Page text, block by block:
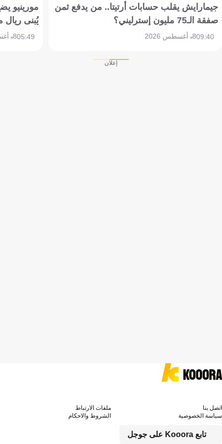
جيمارايش يقلب حسابات أرتيتا.. من يدفع ثمن
صفقة الـ75 مليون إسترليني؟
09:408 أغسطس 2026
مورينيو
يُبنى ريال
05:498 أغسطس 2026
إعلان
تابع Kooora على جوجل
اتصل بنا
ملفات الارتباط
سياسة الخصوصية
الشروط والاحكام